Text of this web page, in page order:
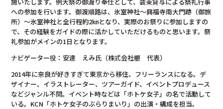
への参加を行います。御渡順路は、氷室神社～興福寺南大門跡（御旅
所）～氷室神社と全行程約2㎞となり、実際のお祭りに参加しますの
で、その経験をガイドの際に活かしていただけるものと思います。祭
礼参加がメインの1日となります。
ナビゲーター役：安達 えみ氏（株式会社榧 代表）
2014年に奈良が好きすぎて東京から移住、フリーランスになる。デ
ザイナー、イラストレーター、ツアーガイド、イベントプロデュース
などジャンル不問。イベント時などは「ホトケ女子」の名で活動して
いる。KCN「ホトケ女子のぶらりまいり」の出演・構成を担当。